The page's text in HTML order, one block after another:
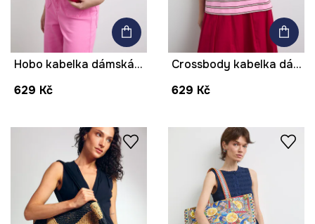
Hobo kabelka dámská květinová
629 Kč
Crossbody kabelka dámská s klíčenkou květinová
629 Kč